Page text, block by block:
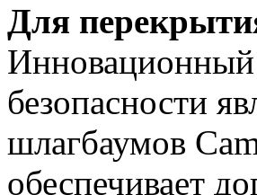
Для
Инновационный
безопасности
шлагбаумов
обеспечивает